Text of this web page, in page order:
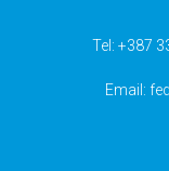
Tel: +387
Email: